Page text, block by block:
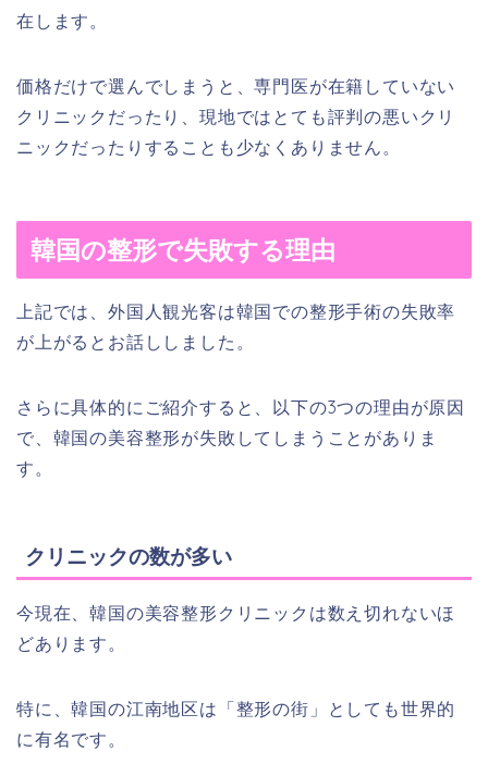
在します。
価格だけで選んでしまうと、専門医が在籍していない
クリニックだったり、現地ではとても評判の悪いクリ
ニックだったりすることも少なくありません。
韓国の整形で失敗する理由
上記では、外国人観光客は韓国での整形手術の失敗率
が上がるとお話ししました。
さらに具体的にご紹介すると、以下の3つの理由が原因
で、韓国の美容整形が失敗してしまうことがありま
す。
クリニックの数が多い
今現在、韓国の美容整形クリニックは数え切れないほ
どあります。
特に、韓国の江南地区は「整形の街」としても世界的
に有名です。